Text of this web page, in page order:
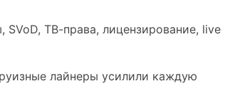
ТВ-права, лицензирование, live
лайнеры усилили каждую